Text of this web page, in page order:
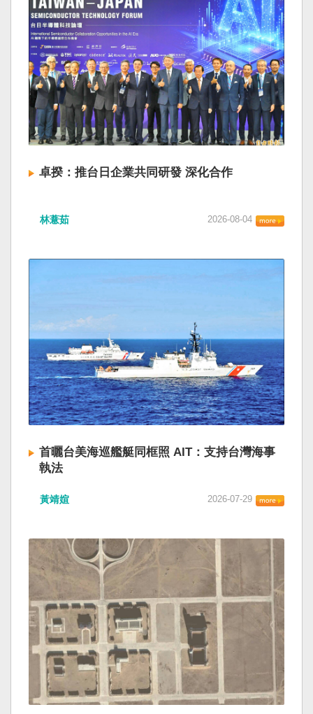
卓揆：推台日企業共同研發 深化合作
林薏茹 2026-08-04
首曬台美海巡艦艇同框照 AIT：支持台灣海事
執法
黃靖媗 2026-07-29